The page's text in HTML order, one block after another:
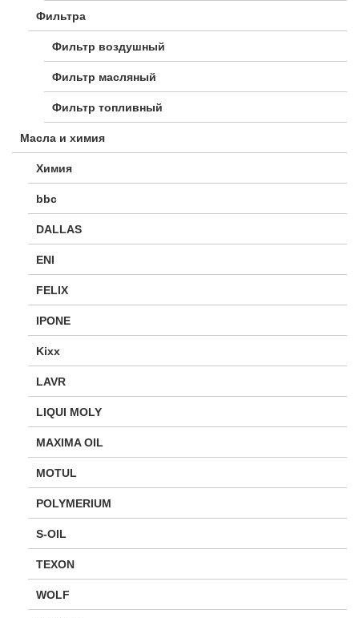
Фильтра
Фильтр воздушный
Фильтр масляный
Фильтр топливный
Масла и химия
Химия
bbc
DALLAS
ENI
FELIX
IPONE
Kixx
LAVR
LIQUI MOLY
MAXIMA OIL
MOTUL
POLYMERIUM
S-OIL
TEXON
WOLF